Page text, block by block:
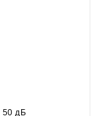
50 дБ